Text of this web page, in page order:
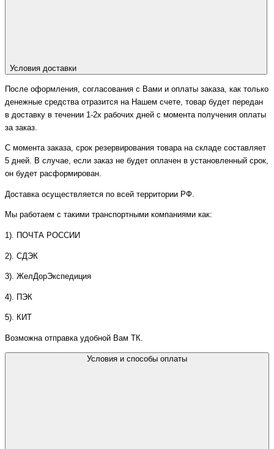
Условия доставки
После оформления, согласования с Вами и оплаты заказа, как только
денежные средства отразится на Нашем счете, товар будет передан
в доставку в течении 1-2х рабочих дней с момента получения оплаты
за заказ.
С момента заказа, срок резервирования товара на складе составляет
5 дней. В случае, если заказ не будет оплачен в установленный срок,
он будет расформирован.
Доставка осуществляется по всей территории РФ.
Мы работаем с такими транспортными компаниями как:
1). ПОЧТА РОССИИ
2). СДЭК
3). ЖелДорЭкспедиция
4). ПЭК
5). КИТ
Возможна отправка удобной Вам ТК.
Условия и способы оплаты